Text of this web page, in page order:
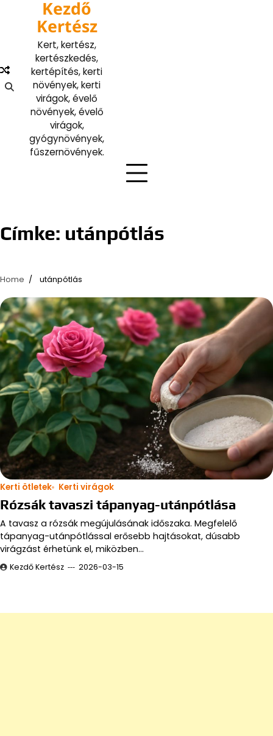
content
Kezdő
Kertész
Kert, kertész,
kertészkedés,
kertépítés, kerti
növények, kerti
virágok, évelő
növények, évelő
virágok,
gyógynövények,
fűszernövények.
Címke: utánpótlás
Home utánpótlás
Kerti ötletek Kerti virágok
Rózsák tavaszi tápanyag-utánpótlása
A tavasz a rózsák megújulásának időszaka. Megfelelő
tápanyag-utánpótlással erősebb hajtásokat, dúsabb
virágzást érhetünk el, miközben…
Kezdő Kertész 2026-03-15